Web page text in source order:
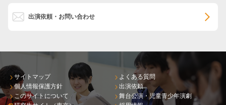
出演依頼・お問い合わせ
サイトマップ
個人情報保護方針
このサイトについて
よくある質問
出演依頼
舞台公演・児童青少年演劇